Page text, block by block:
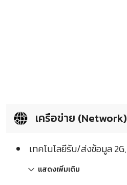
เครือข่าย (Network)
เทคโนโลยีรับ/ส่งข้อมูล 2G,
แสดงเพิ่มเติม